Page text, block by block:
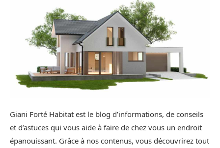
Giani Forté Habitat est le blog d’informations, de conseils
et d’astuces qui vous aide à faire de chez vous un endroit
épanouissant. Grâce à nos contenus, vous découvrirez tout